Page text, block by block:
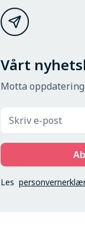
Vårt
Motta
Les